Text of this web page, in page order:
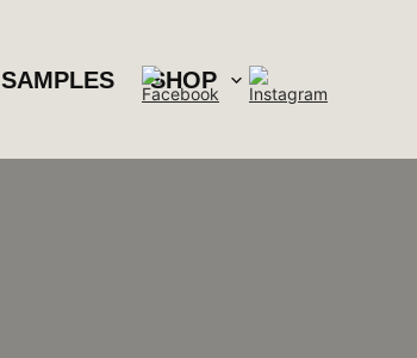
SAMPLES SHOP